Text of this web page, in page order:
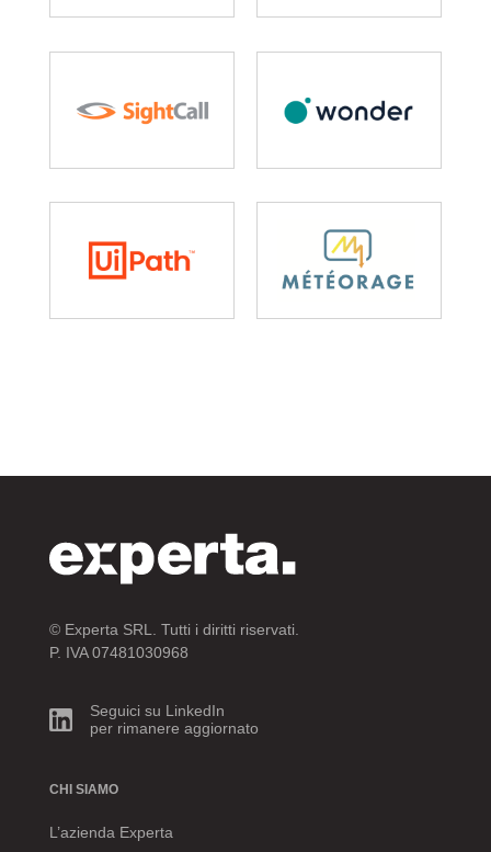
© Experta SRL. Tutti i diritti riservati.
P. IVA 07481030968
Seguici su LinkedIn
per rimanere aggiornato
CHI SIAMO
L’azienda Experta